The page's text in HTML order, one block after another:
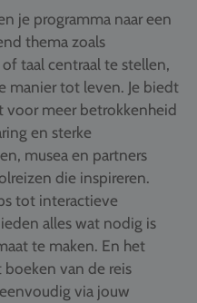
je programma naar een
thema zoals
taal centraal te stellen,
manier tot leven. Je biedt
voor meer betrokkenheid
en sterke
musea en partners
die inspireren.
tot interactieve
alles wat nodig is
te maken. En het
van de reis
via jouw